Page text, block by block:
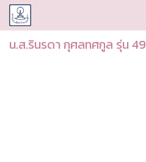
CUDAA
น.ส.รินรดา กุศลทศกูล รุ่น 49